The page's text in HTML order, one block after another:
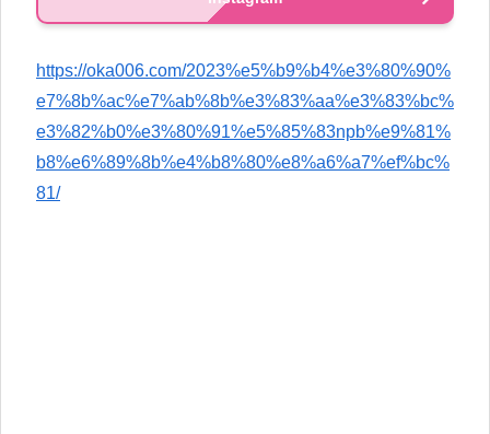
https://oka006.com/2023%e5%b9%b4%e3%80%90%
e7%8b%ac%e7%ab%8b%e3%83%aa%e3%83%bc%
e3%82%b0%e3%80%91%e5%85%83npb%e9%81%
b8%e6%89%8b%e4%b8%80%e8%a6%a7%ef%bc%
81/